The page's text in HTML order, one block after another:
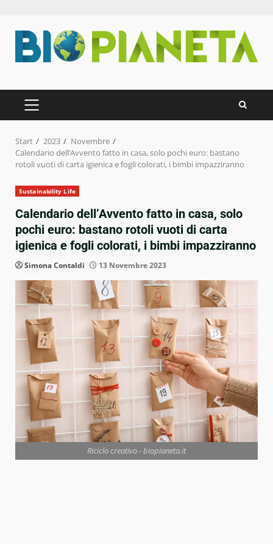
Inhalt
springen
PRIMÄRES
MENÜ
Start 2023
Novembre
Calendario dell’Avvento fatto in casa, solo pochi euro: bastano
rotoli vuoti di carta igienica e fogli colorati, i bimbi impazziranno
Sustainability Life
Calendario dell’Avvento fatto in casa, solo
pochi euro: bastano rotoli vuoti di carta
igienica e fogli colorati, i bimbi impazziranno
Simona Contaldi 13 Novembre 2023
Riciclo creativo - biopianeta.it